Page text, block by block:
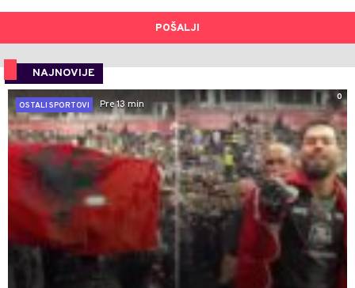
POŠALJI
NAJNOVIJE
0
OSTALI SPORTOVI
Pre 13 min